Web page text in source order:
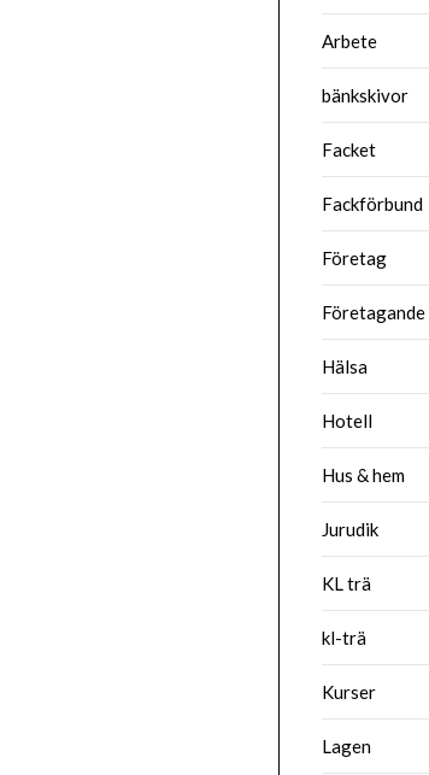
Arbete
bänkskivor
Facket
Fackförbund
Företag
Företagande
Hälsa
Hotell
Hus & hem
Jurudik
KL trä
kl-trä
Kurser
Lagen